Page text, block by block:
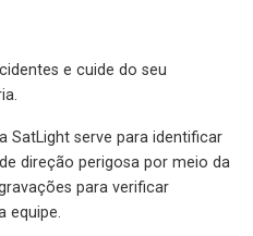
e cuide do seu
SatLight serve para identificar
direção perigosa por meio da
para verificar
equipe.